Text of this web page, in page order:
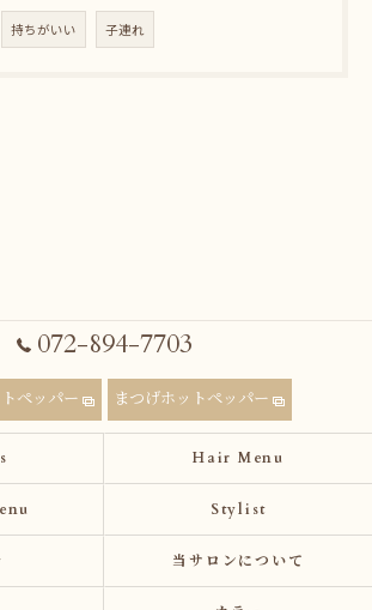
持ちがいい 子連れ
072-894-7703
ペッパー まつげホットペッパー
Hair Menu
Stylist
当サロンについて